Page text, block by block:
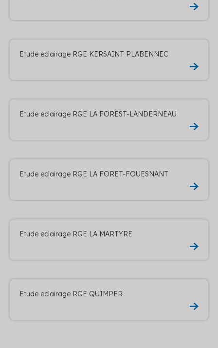
Etude eclairage RGE KERSAINT PLABENNEC
Etude eclairage RGE LA FOREST-LANDERNEAU
Etude eclairage RGE LA FORET-FOUESNANT
Etude eclairage RGE LA MARTYRE
Etude eclairage RGE QUIMPER